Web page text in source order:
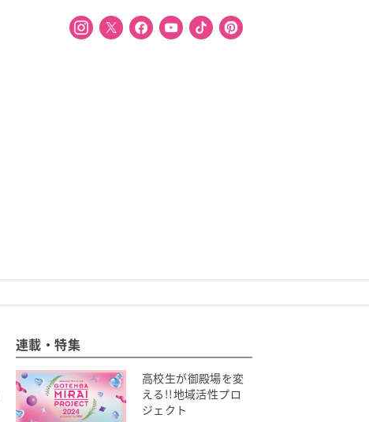
連載・特集
高校生が御殿場を変
える!!地域活性プロ
ジェクト